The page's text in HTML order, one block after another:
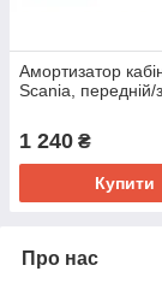
Амортизатор
Scania, передній/
1 240 ₴
Купити
Про нас